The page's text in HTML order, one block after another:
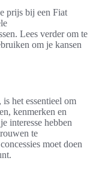
prijs bij een Fiat
Lees verder om te
om je kansen
het essentieel om
kenmerken en
interesse hebben
te
moet doen